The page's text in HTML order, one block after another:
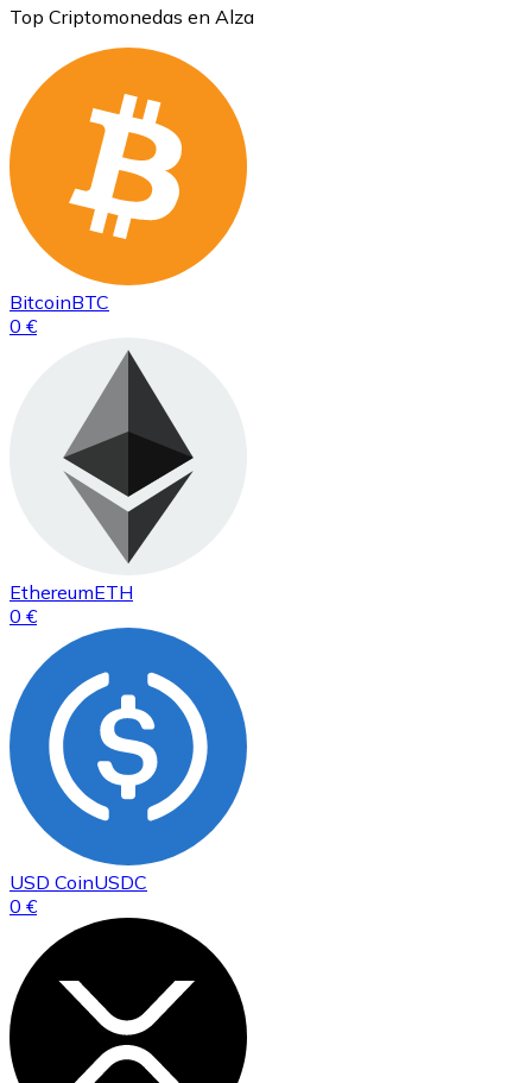
Top Criptomonedas en Alza
BitcoinBTC
0 €
EthereumETH
0 €
USD CoinUSDC
0 €